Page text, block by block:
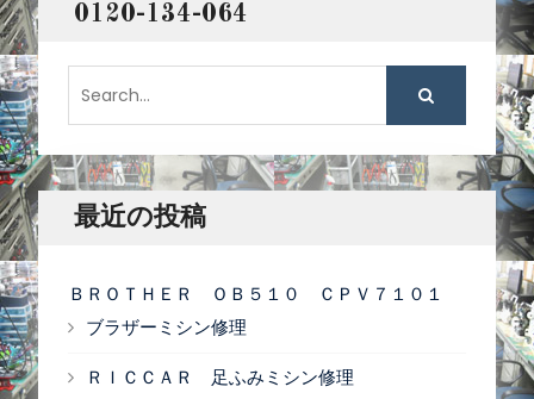
ビ
ゲ
ー
シ
ョ
ン
0120-134-064
a
r
最近の投稿
ＢＲＯＴＨＥＲ ＯＢ５１０ ＣＰＶ７１０１
ブラザーミシン修理
ＲＩＣＣＡＲ 足ふみミシン修理